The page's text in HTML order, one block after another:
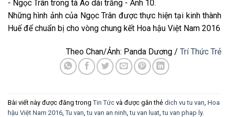
Những hình ảnh của Ngọc Trân được thực hiện tại kinh thành
Huế để chuẩn bị cho vòng chung kết Hoa hậu Việt Nam 2016
Theo Chan/Ảnh: Panda Dương / Trí Thức Trẻ
Bài viết này được đăng trong Tin Tức và được gắn thẻ dich vu tu van Hoa
hậu Việt Nam 2016 Tu van ,tu van an ninh ,tu van luat ,tu van phap ly.